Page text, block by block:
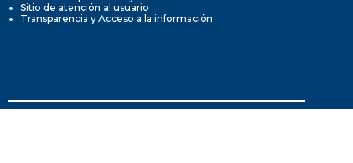
Sitio de atención al usuario
Transparencia y Acceso a la información